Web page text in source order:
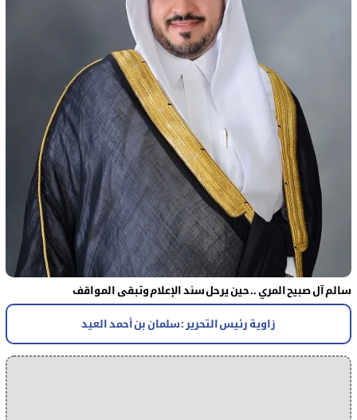
سالم آل صبيح المري .. حين يرحل سند الإعلام وتبقى المواقف
زاوية رئيس التحرير : سلمان بن أحمد العيد